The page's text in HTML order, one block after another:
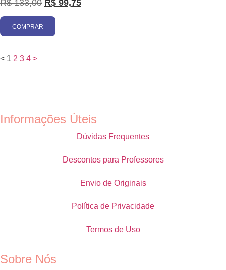
R$133,00 R$ 99,75
COMPRAR
< 1 2 3 4 >
Informações Úteis
Dúvidas Frequentes
Descontos para Professores
Envio de Originais
Política de Privacidade
Termos de Uso
Sobre Nós